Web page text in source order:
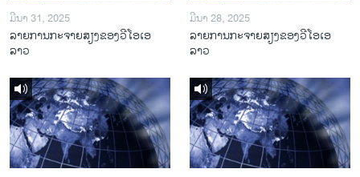
ມີນາ 31, 2025
ລາຍການກະຈາຍສຽງຂອງວີໂອເອ
ລາວ
ມີນາ 28, 2025
ລາຍການກະຈາຍສຽງຂອງວີໂອເອ
ລາວ